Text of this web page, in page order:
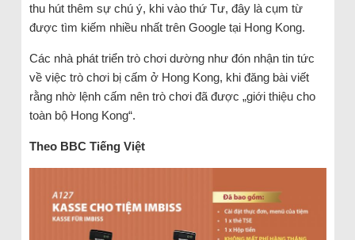
thu hút thêm sự chú ý, khi vào thứ Tư, đây là cụm từ
được tìm kiếm nhiều nhất trên Google tại Hong Kong.
Các nhà phát triển trò chơi dường như đón nhận tin tức
về việc trò chơi bị cấm ở Hong Kong, khi đăng bài viết
rằng nhờ lệnh cấm nên trò chơi đã được „giới thiệu cho
toàn bộ Hong Kong“.
Theo BBC Tiếng Việt